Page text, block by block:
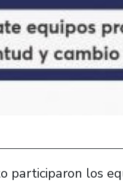
participaron los